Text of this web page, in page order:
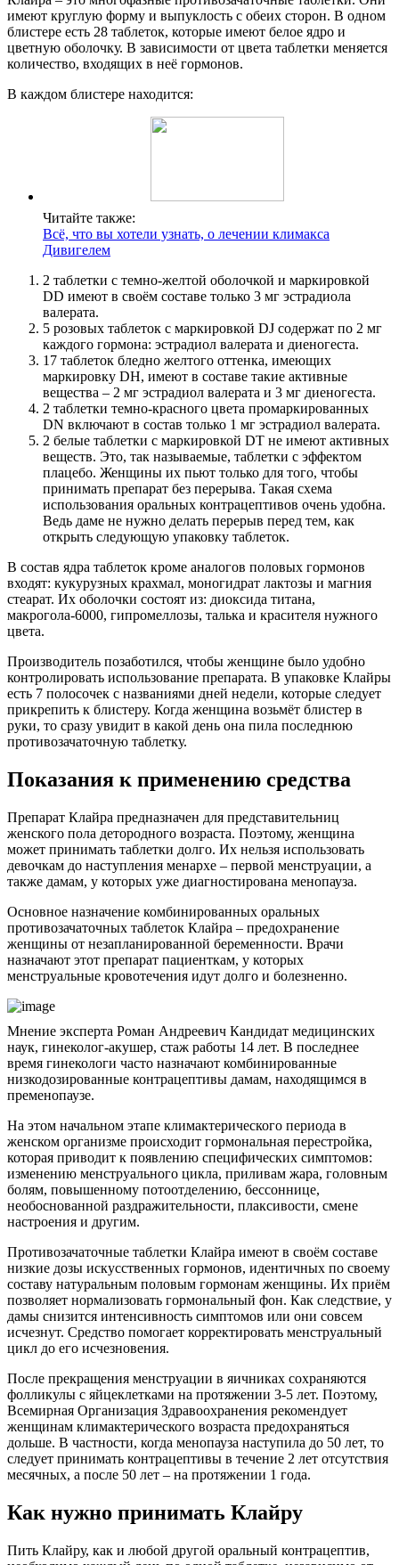
имеют круглую форму и выпуклость с обеих сторон. В одном
блистере есть 28 таблеток, которые имеют белое ядро и
цветную оболочку. В зависимости от цвета таблетки меняется
количество, входящих в неё гормонов.
В каждом блистере находится:
Читайте также:
Всё, что вы хотели узнать, о лечении климакса
Дивигелем
2 таблетки с темно-желтой оболочкой и маркировкой
DD имеют в своём составе только 3 мг эстрадиола
валерата.
5 розовых таблеток с маркировкой DJ содержат по 2 мг
каждого гормона: эстрадиол валерата и диеногеста.
17 таблеток бледно желтого оттенка, имеющих
маркировку DH, имеют в составе такие активные
вещества – 2 мг эстрадиол валерата и 3 мг диеногеста.
2 таблетки темно-красного цвета промаркированных
DN включают в состав только 1 мг эстрадиол валерата.
2 белые таблетки с маркировкой DT не имеют активных
веществ. Это, так называемые, таблетки с эффектом
плацебо. Женщины их пьют только для того, чтобы
принимать препарат без перерыва. Такая схема
использования оральных контрацептивов очень удобна.
Ведь даме не нужно делать перерыв перед тем, как
открыть следующую упаковку таблеток.
В состав ядра таблеток кроме аналогов половых гормонов
входят: кукурузных крахмал, моногидрат лактозы и магния
стеарат. Их оболочки состоят из: диоксида титана,
макрогола-6000, гипромеллозы, талька и красителя нужного
цвета.
Производитель позаботился, чтобы женщине было удобно
контролировать использование препарата. В упаковке Клайры
есть 7 полосочек с названиями дней недели, которые следует
прикрепить к блистеру. Когда женщина возьмёт блистер в
руки, то сразу увидит в какой день она пила последнюю
противозачаточную таблетку.
Показания к применению средства
Препарат Клайра предназначен для представительниц
женского пола детородного возраста. Поэтому, женщина
может принимать таблетки долго. Их нельзя использовать
девочкам до наступления менархе – первой менструации, а
также дамам, у которых уже диагностирована менопауза.
Основное назначение комбинированных оральных
противозачаточных таблеток Клайра – предохранение
женщины от незапланированной беременности. Врачи
назначают этот препарат пациенткам, у которых
менструальные кровотечения идут долго и болезненно.
Мнение эксперта Роман Андреевич Кандидат медицинских
наук, гинеколог-акушер, стаж работы 14 лет. В последнее
время гинекологи часто назначают комбинированные
низкодозированные контрацептивы дамам, находящимся в
пременопаузе.
На этом начальном этапе климактерического периода в
женском организме происходит гормональная перестройка,
которая приводит к появлению специфических симптомов:
изменению менструального цикла, приливам жара, головным
болям, повышенному потоотделению, бессоннице,
необоснованной раздражительности, плаксивости, смене
настроения и другим.
Противозачаточные таблетки Клайра имеют в своём составе
низкие дозы искусственных гормонов, идентичных по своему
составу натуральным половым гормонам женщины. Их приём
позволяет нормализовать гормональный фон. Как следствие, у
дамы снизится интенсивность симптомов или они совсем
исчезнут. Средство помогает корректировать менструальный
цикл до его исчезновения.
После прекращения менструации в яичниках сохраняются
фолликулы с яйцеклетками на протяжении 3-5 лет. Поэтому,
Всемирная Организация Здравоохранения рекомендует
женщинам климактерического возраста предохраняться
дольше. В частности, когда менопауза наступила до 50 лет, то
следует принимать контрацептивы в течение 2 лет отсутствия
месячных, а после 50 лет – на протяжении 1 года.
Как нужно принимать Клайру
Пить Клайру, как и любой другой оральный контрацептив,